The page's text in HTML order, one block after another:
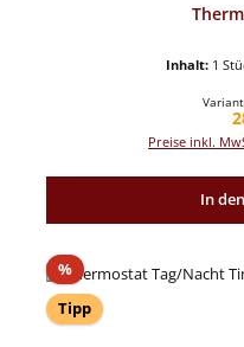
Inhalt: 1
Preise inkl.
In
%Rabatt
Tipp